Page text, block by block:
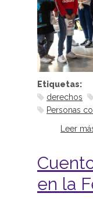
Etiquetas:
derechos
Personas
Leer
en la